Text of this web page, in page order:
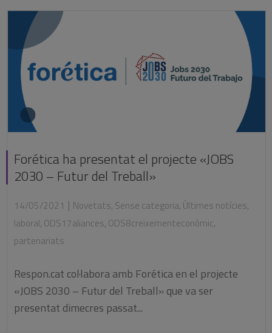
Forética ha presentat el projecte «JOBS
2030 – Futur del Treball»
14/05/2021 | Novetats, Sense categoria, Últimes notícies,
laboral, ODS17aliances, ODS8creixementeconòmic,
partenariats
Respon.cat col·labora amb Forética en el projecte
«JOBS 2030 – Futur del Treball» que va ser
presentat dimecres passat...